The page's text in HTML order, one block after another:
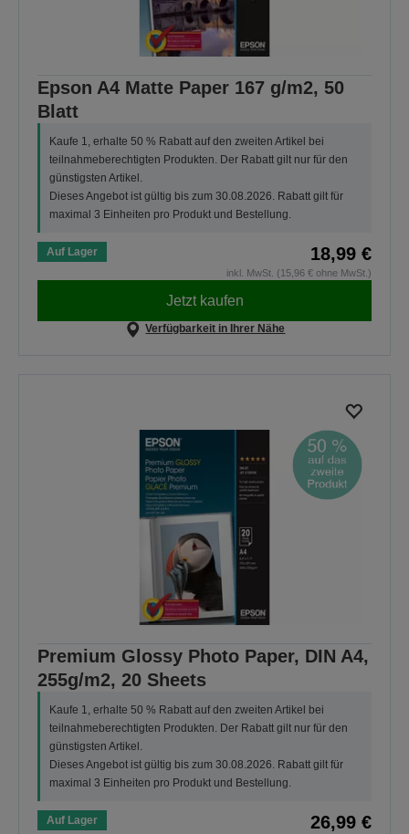
Epson A4 Matte Paper 167 g/m2, 50
Blatt
Kaufe 1, erhalte 50 % Rabatt auf den zweiten Artikel bei
teilnahmeberechtigten Produkten. Der Rabatt gilt nur für den
günstigsten Artikel.
Dieses Angebot ist gültig bis zum 30.08.2026. Rabatt gilt für
maximal 3 Einheiten pro Produkt und Bestellung.
Auf Lager 18,99 €
inkl. MwSt. (15,96 € ohne MwSt.)
Jetzt kaufen
Verfügbarkeit in Ihrer Nähe
Premium Glossy Photo Paper, DIN A4,
255g/m2, 20 Sheets
Kaufe 1, erhalte 50 % Rabatt auf den zweiten Artikel bei
teilnahmeberechtigten Produkten. Der Rabatt gilt nur für den
günstigsten Artikel.
Dieses Angebot ist gültig bis zum 30.08.2026. Rabatt gilt für
maximal 3 Einheiten pro Produkt und Bestellung.
Auf Lager 26,99 €